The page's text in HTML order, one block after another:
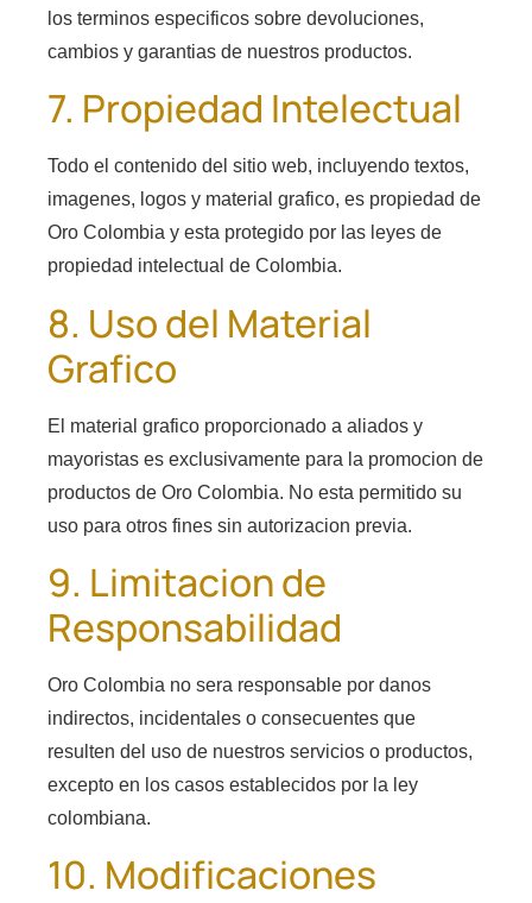
los terminos especificos sobre devoluciones,
cambios y garantias de nuestros productos.
7. Propiedad Intelectual
Todo el contenido del sitio web, incluyendo textos,
imagenes, logos y material grafico, es propiedad de
Oro Colombia y esta protegido por las leyes de
propiedad intelectual de Colombia.
8. Uso del Material
Grafico
El material grafico proporcionado a aliados y
mayoristas es exclusivamente para la promocion de
productos de Oro Colombia. No esta permitido su
uso para otros fines sin autorizacion previa.
9. Limitacion de
Responsabilidad
Oro Colombia no sera responsable por danos
indirectos, incidentales o consecuentes que
resulten del uso de nuestros servicios o productos,
excepto en los casos establecidos por la ley
colombiana.
10. Modificaciones